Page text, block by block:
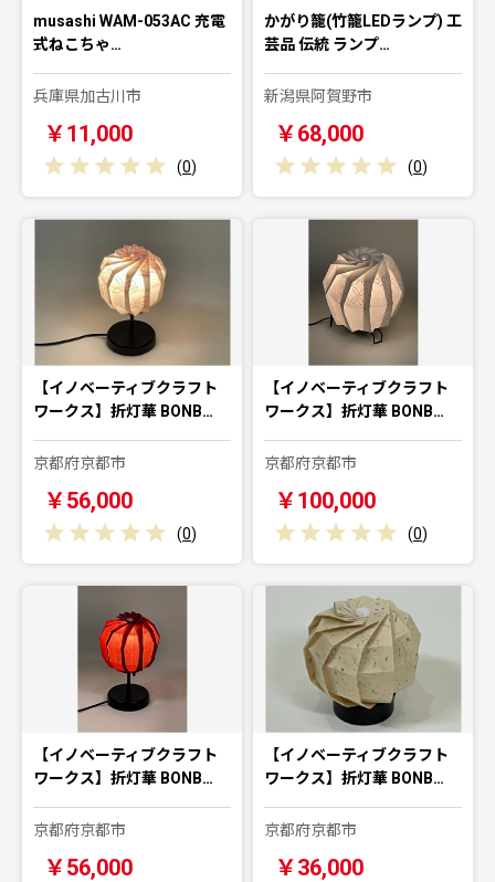
musashi WAM-053AC 充電
式ねこちゃ…
兵庫県加古川市
￥11,000
(0)
かがり籠(竹籠LEDランプ) 工
芸品 伝統 ランプ…
新潟県阿賀野市
￥68,000
(0)
【イノベーティブクラフト
ワークス】折灯華 BONB…
京都府京都市
￥56,000
(0)
【イノベーティブクラフト
ワークス】折灯華 BONB…
京都府京都市
￥100,000
(0)
【イノベーティブクラフト
ワークス】折灯華 BONB…
京都府京都市
￥56,000
【イノベーティブクラフト
ワークス】折灯華 BONB…
京都府京都市
￥36,000